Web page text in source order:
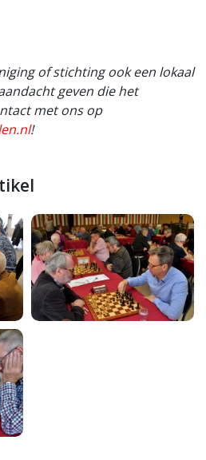
of stichting ook een lokaal
geven die het
met ons op
!